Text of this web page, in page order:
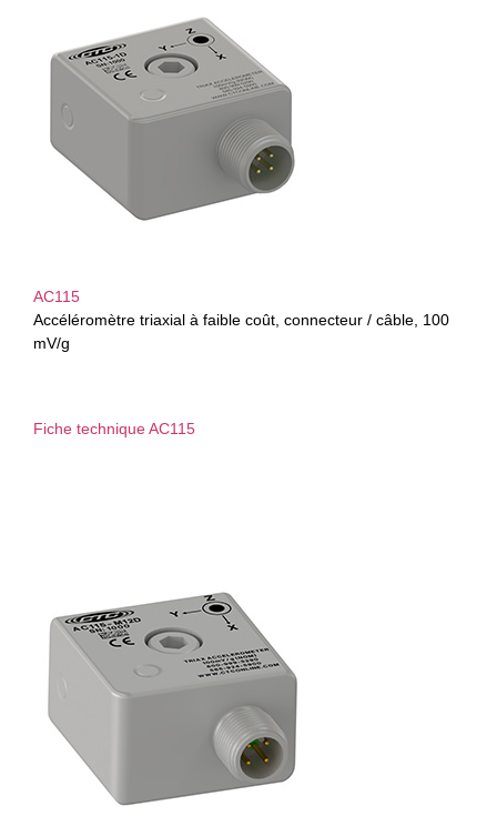
AC115
Accéléromètre triaxial à faible coût, connecteur / câble, 100
mV/g
Fiche technique AC115